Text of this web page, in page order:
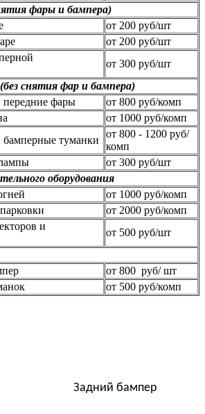
фары и бампера)
от 200 руб/шт
от 200 руб/шт
от 300 руб/шт
снятия фар и бампера)
передние фары
от 800 руб/комп
от 1000 руб/комп
бамперные туманки
от 800 - 1200 руб/
комп
от 300 руб/шт
оборудования
от 1000 руб/комп
от 2000 руб/комп
и
от 500 руб/шт
от 800 руб/ шт
от 500 руб/комп
Задний бампер